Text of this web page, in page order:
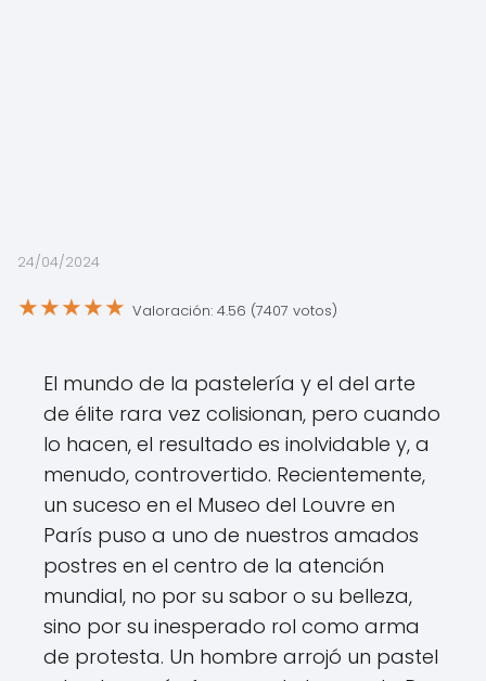
24/04/2024
★★★★★ Valoración: 4.56 (7407 votos)
El mundo de la pastelería y el del arte
de élite rara vez colisionan, pero cuando
lo hacen, el resultado es inolvidable y, a
menudo, controvertido. Recientemente,
un suceso en el Museo del Louvre en
París puso a uno de nuestros amados
postres en el centro de la atención
mundial, no por su sabor o su belleza,
sino por su inesperado rol como arma
de protesta. Un hombre arrojó un pastel